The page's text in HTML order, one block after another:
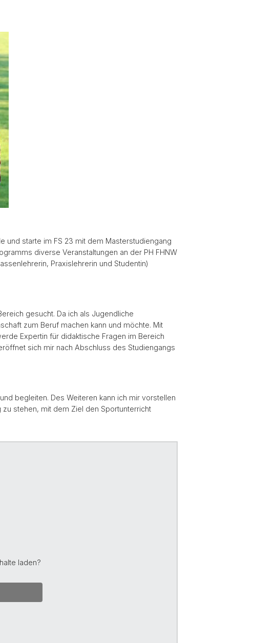
und starte im FS 23 mit dem Masterstudiengang
diverse Veranstaltungen an der PH FHNW
Praxislehrerin und Studentin)
gesucht. Da ich als Jugendliche
zum Beruf machen kann und möchte. Mit
Expertin für didaktische Fragen im Bereich
sich mir nach Abschluss des Studiengangs
begleiten. Des Weiteren kann ich mir vorstellen
stehen, mit dem Ziel den Sportunterricht
laden?